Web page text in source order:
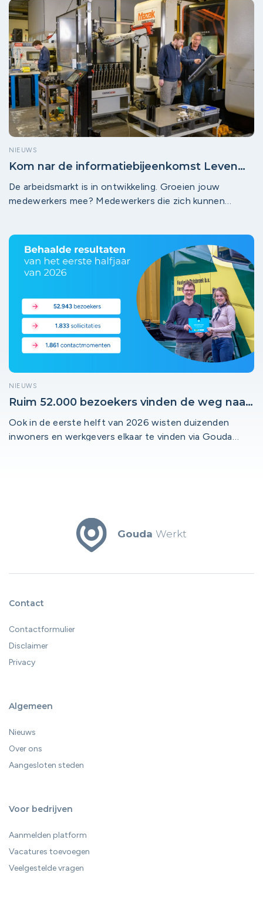
te organiseren.
NIEUWS
Kom nar de informatiebijeenkomst Leven
De arbeidsmarkt is in ontwikkeling. Groeien jouw
medewerkers mee? Medewerkers die zich kunnen
informatiebijeenkomst van Werkcentrum Midden-
Holland ontdek je hoe andere werkgevers LLO
succesvol inzetten in de praktijk – en wat dit hen
NIEUWS
Ruim 52.000 bezoekers vinden de weg naar
Ook in de eerste helft van 2026 wisten duizenden
inwoners en werkgevers elkaar te vinden via Gouda
werkzoekenden en werkgevers blijven de platforms dé
plek waar lokaal talent en lokale kansen samenkomen.
Gouda Werkt
Contact
Contactformulier
Disclaimer
Privacy
Algemeen
Nieuws
Over ons
Aangesloten steden
Voor bedrijven
Aanmelden platform
Vacatures toevoegen
Veelgestelde vragen